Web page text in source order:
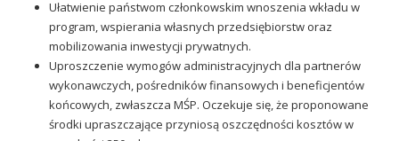
Ułatwienie państwom członkowskim wnoszenia wkładu w
program, wspierania własnych przedsiębiorstw oraz
mobilizowania inwestycji prywatnych.
Uproszczenie wymogów administracyjnych dla partnerów
wykonawczych, pośredników finansowych i beneficjentów
końcowych, zwłaszcza MŚP. Oczekuje się, że proponowane
środki upraszczające przyniosą oszczędności kosztów w